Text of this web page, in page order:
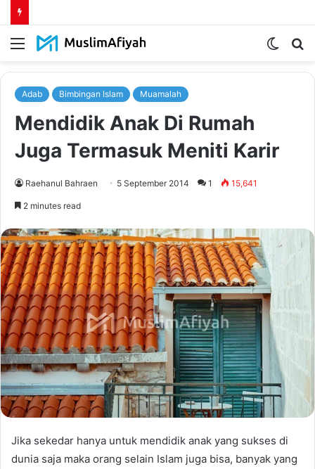
Menu
Switch
Adab Bimbingan Islam Muamalah
Mendidik Anak Di Rumah
Juga Termasuk Meniti Karir
Raehanul Bahraen 5 September 2014 1 15,641
2 minutes read
Jika sekedar hanya untuk mendidik anak yang sukses di
dunia saja maka orang selain Islam juga bisa, banyak yang